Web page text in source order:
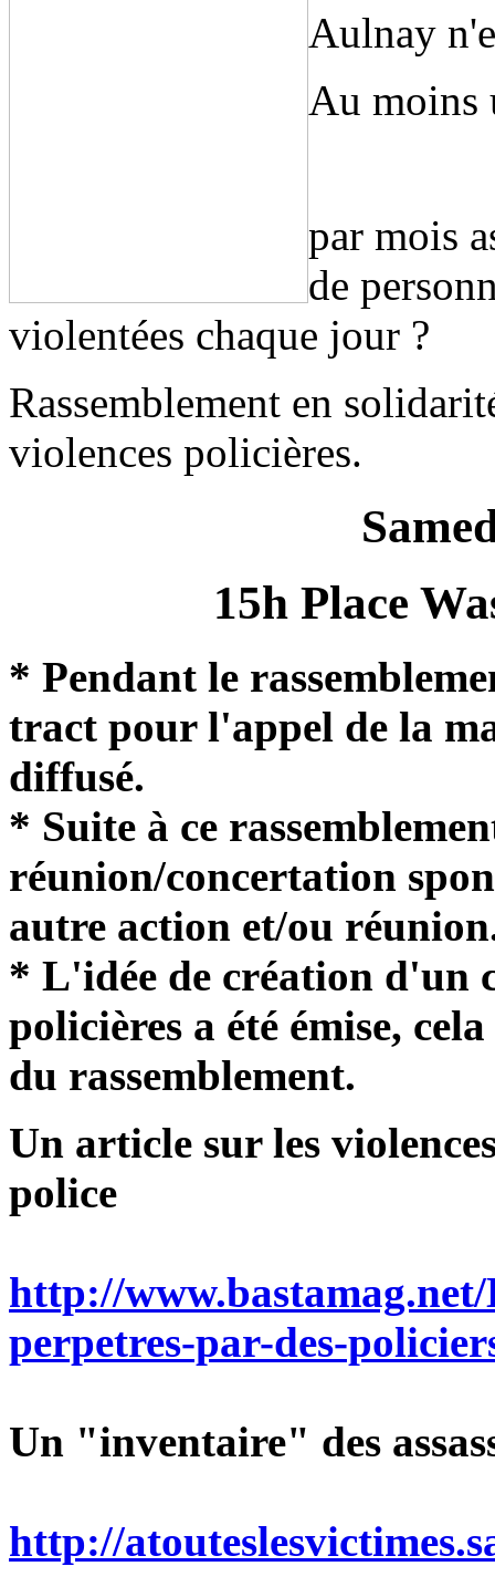
Aulnay
Au moins
par mois
de
violentées chaque jour ?
Rassemblement en
violences policières.
15h Place
* Pendant le
tract pour l'appel de la
diffusé.
* Suite à ce
réunion/concertation
autre action et/ou
* L'idée de création d'un
policières a été émise,
du rassemblement.
Un article sur les
police
http://www.bastamag.net/
perpetres-par-des-
Un "inventaire" des
http://